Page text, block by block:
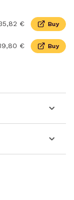
€ Buy
€ Buy